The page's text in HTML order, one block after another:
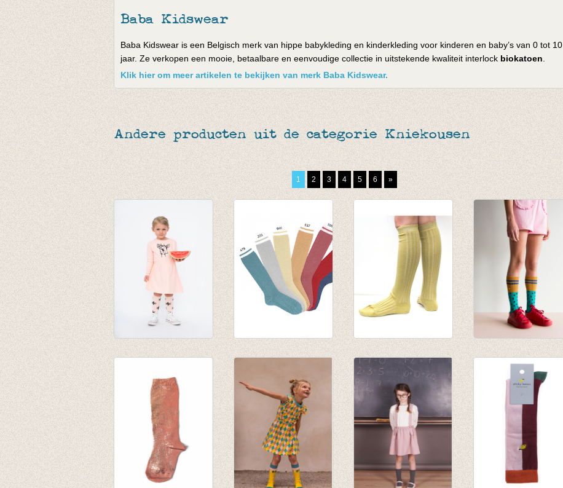
Baba Kidswear
Baba Kidswear is een Belgisch merk van hippe babykleding en kinderkleding voor kinderen en baby’s van 0 tot 10
jaar. Ze verkopen een mooie, betaalbare en eenvoudige collectie in uitstekende kwaliteit interlock biokatoen
Klik hier om meer artikelen te bekijken van merk Baba Kidswear.
Andere producten uit de categorie Kniekousen
1 2 3 4 5 6 »
contrasterende
manchet (441)
Gold
€ 19,50
€ 13,65
Hagelslag Green
€ 12,95